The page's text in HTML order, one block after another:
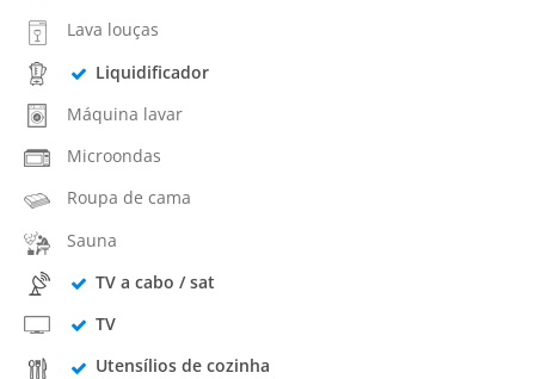
Lava louças
Liquidificador
Máquina lavar
Microondas
Roupa de cama
Sauna
TV a cabo / sat
TV
Utensílios de cozinha